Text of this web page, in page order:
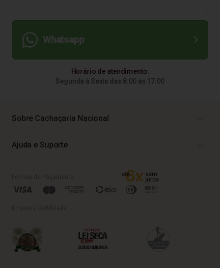
Whatsapp
Horário de atendimento:
Segunda à Sexta das 8:00 às 17:00
Sobre Cachaçaria Nacional
Ajuda e Suporte